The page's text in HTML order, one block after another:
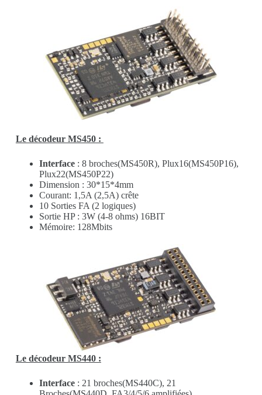
Le décodeur MS450 :
Interface: 8 broches(MS450R), Plux16(MS450P16),
Plux22(MS450P22)
Dimension : 30*15*4mm
Courant: 1,5A (2,5A) crête
10 Sorties FA (2 logiques)
Sortie HP : 3W (4-8 ohms) 16BIT
Mémoire: 128Mbits
Le décodeur MS440 :
Interface: 21 broches(MS440C), 21